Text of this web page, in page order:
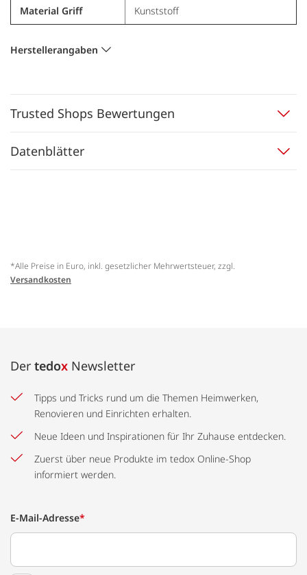
Material Griff Kunststoff
Herstellerangaben
Trusted Shops Bewertungen
Datenblätter
*Alle Preise in Euro, inkl. gesetzlicher Mehrwertsteuer, zzgl.
Versandkosten
Der tedox Newsletter
Tipps und Tricks rund um die Themen Heimwerken,
Renovieren und Einrichten erhalten.
Neue Ideen und Inspirationen für Ihr Zuhause entdecken.
Zuerst über neue Produkte im tedox Online-Shop
informiert werden.
E-Mail-Adresse*